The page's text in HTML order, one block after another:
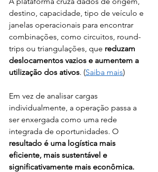
destino, capacidade, tipo de veículo e
janelas operacionais para encontrar
combinações, como circuitos, round-
trips ou triangulações, que reduzam
deslocamentos vazios e aumentem a
utilização dos ativos. (Saiba mais)
Em vez de analisar cargas
individualmente, a operação passa a
ser enxergada como uma rede
integrada de oportunidades. O
resultado é uma logística mais
eficiente, mais sustentável e
significativamente mais econômica.